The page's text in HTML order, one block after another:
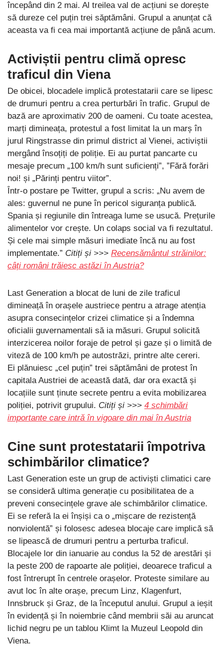
începând din 2 mai. Al treilea val de acțiuni se dorește
să dureze cel puțin trei săptămâni. Grupul a anunțat că
aceasta va fi cea mai importantă acțiune de până acum.
Activiștii pentru climă opresc
traficul din Viena
De obicei, blocadele implică protestatarii care se lipesc
de drumuri pentru a crea perturbări în trafic. Grupul de
bază are aproximativ 200 de oameni. Cu toate acestea,
marți dimineața, protestul a fost limitat la un marș în
jurul Ringstrasse din primul district al Vienei, activiștii
mergând însoțiți de poliție. Ei au purtat pancarte cu
mesaje precum „100 km/h sunt suficienți”, ”Fără forări
noi! și „Părinți pentru viitor”.
Într-o postare pe Twitter, grupul a scris: „Nu avem de
ales: guvernul ne pune în pericol siguranța publică.
Spania și regiunile din întreaga lume se usucă. Prețurile
alimentelor vor crește. Un colaps social va fi rezultatul.
Și cele mai simple măsuri imediate încă nu au fost
implementate.” Citiți și >>> Recensământul străinilor:
câți români trăiesc astăzi în Austria?
Last Generation a blocat de luni de zile traficul
dimineață în orașele austriece pentru a atrage atenția
asupra consecințelor crizei climatice și a îndemna
oficialii guvernamentali să ia măsuri. Grupul solicită
interzicerea noilor foraje de petrol și gaze și o limită de
viteză de 100 km/h pe autostrăzi, printre alte cereri.
Ei plănuiesc „cel puțin” trei săptămâni de protest în
capitala Austriei de această dată, dar ora exactă și
locațiile sunt ținute secrete pentru a evita mobilizarea
poliției, potrivit grupului. Citiți și >>> 4 schimbări
importante care intră în vigoare din mai în Austria
Cine sunt protestatarii împotriva
schimbărilor climatice?
Last Generation este un grup de activiști climatici care
se consideră ultima generație cu posibilitatea de a
preveni consecințele grave ale schimbărilor climatice.
Ei se referă la ei înșiși ca o „mișcare de rezistență
nonviolentă” și folosesc adesea blocaje care implică să
se lipească de drumuri pentru a perturba traficul.
Blocajele lor din ianuarie au condus la 52 de arestări și
la peste 200 de rapoarte ale poliției, deoarece traficul a
fost întrerupt în centrele orașelor. Proteste similare au
avut loc în alte orașe, precum Linz, Klagenfurt,
Innsbruck și Graz, de la începutul anului. Grupul a ieșit
în evidență și în noiembrie când membrii săi au aruncat
lichid negru pe un tablou Klimt la Muzeul Leopold din
Viena.